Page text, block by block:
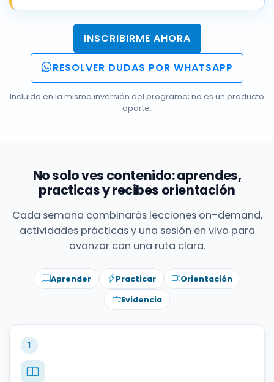
INSCRIBIRME AHORA
RESOLVER DUDAS POR WHATSAPP
Incluido en la misma inversión del programa; no es un producto
aparte.
No solo ves contenido: aprendes,
practicas y recibes orientación
Cada semana combinarás lecciones on-demand,
actividades prácticas y una sesión en vivo para
avanzar con una ruta clara.
Aprender Practicar Orientación
Evidencia
1